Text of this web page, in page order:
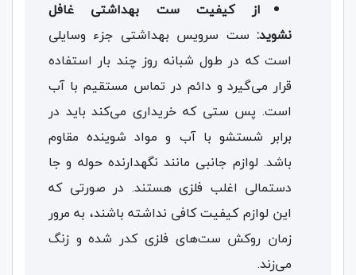
از کیفیت ست بهداشتی غافل
نشوید: ست سرویس بهداشتی جزء وسایلی
است که در طول شبانه روز چند بار استفاده
قرار می‌گیرد و دائم در تماس مستقیم با آب
است. پس ستی که خریداری می‌کند باید در
برابر شستشو با آب و مواد شوینده مقاوم
باشد. لوازم جانبی مانند نگهدارنده حوله و جا
دستمالی اغلب فلزی هستند. در صورتی که
این لوازم کیفیت کافی نداشته باشند، به مرور
زمان روکش ست‌های فلزی کدر شده و زنگ
می‌زند.